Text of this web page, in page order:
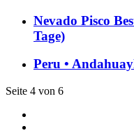
Nevado Pisco
Tage)
Peru •
Seite 4 von 6